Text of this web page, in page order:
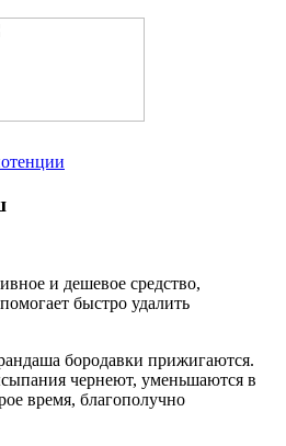
и дешевое средство,
быстро удалить
бородавки прижигаются.
чернеют, уменьшаются в
время, благополучно